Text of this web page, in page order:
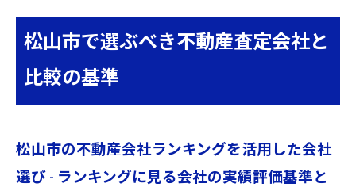
松山市で選ぶべき不動産査定会社と
比較の基準
松山市の不動産会社ランキングを活用した会社
選び - ランキングに見る会社の実績評価基準と